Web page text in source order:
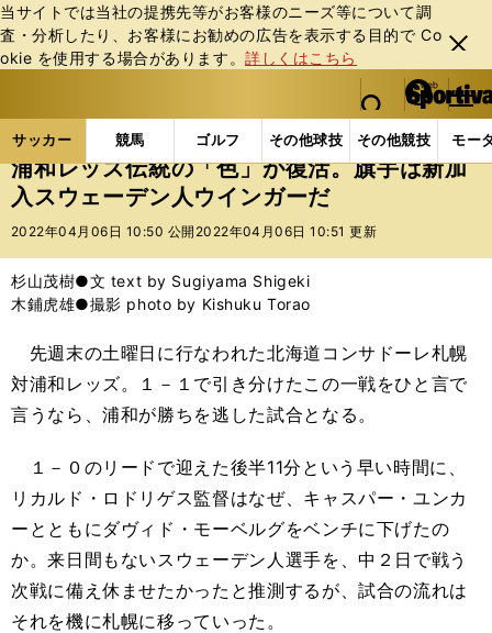
当サイトでは当社の提携先等がお客様のニーズ等について調
査・分析したり、お客様にお勧めの広告を表⽰する⽬的で Co
okie を使⽤する場合があります。詳しくはこちら
閉じ
る
web Sportiva (webスポルティーバ)
検索
マイペ
ー
ジ
メニュ
サッカー 競馬 ゴルフ その他球技 その他競技 モー
ス
ポ
ル
バ
サッカーの記事一覧 Jリーグ他 Jリーグ 浦和レ
浦和レッズ伝統の「色」が復活。旗手は新加
入スウェーデン人ウインガーだ
2022年04月06日 10:50 公開 2022年04月06日 10:51 更新
杉山茂樹●文 text by Sugiyama Shigeki
木鋪虎雄●撮影 photo by Kishuku Torao
先週末の土曜日に行なわれた北海道コンサドーレ札幌
対浦和レッズ。１－１で引き分けたこの一戦をひと言で
言うなら、浦和が勝ちを逃した試合となる。
１－０のリードで迎えた後半11分という早い時間に、
リカルド・ロドリゲス監督はなぜ、キャスパー・ユンカ
ーとともにダヴィド・モーベルグをベンチに下げたの
か。来日間もないスウェーデン人選手を、中２日で戦う
次戦に備え休ませたかったと推測するが、試合の流れは
それを機に札幌に移っていった。